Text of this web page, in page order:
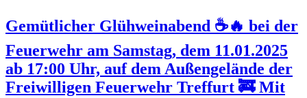
Gemütlicher Glühweinabend ☕️🔥 bei der
Feuerwehr am Samstag, dem 11.01.2025
ab 17:00 Uhr, auf dem Außengelände der
Freiwilligen Feuerwehr Treffurt 🚒 Mit